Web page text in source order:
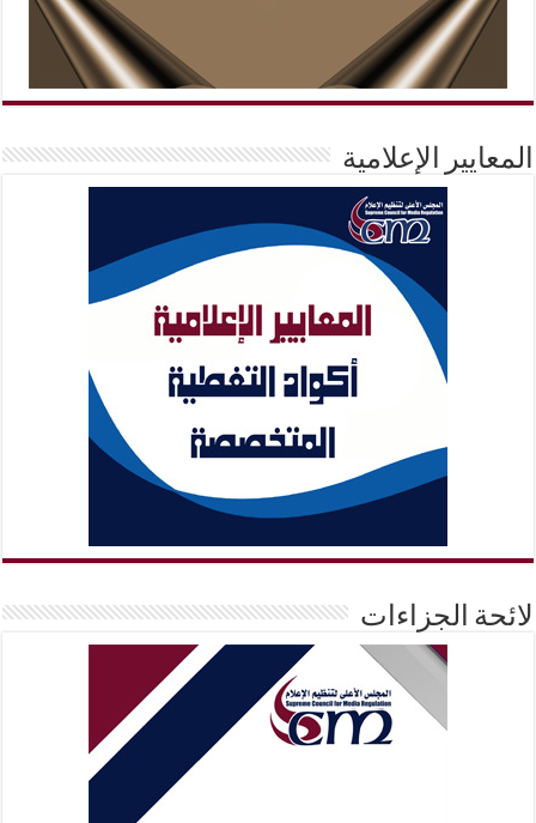
المعايير الإعلامية
لائحة الجزاءات